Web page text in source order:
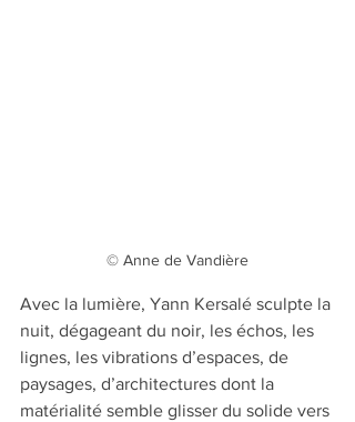
© Anne de Vandière
Avec la lumière, Yann Kersalé sculpte la
nuit, dégageant du noir, les échos, les
lignes, les vibrations d’espaces, de
paysages, d’architectures dont la
matérialité semble glisser du solide vers